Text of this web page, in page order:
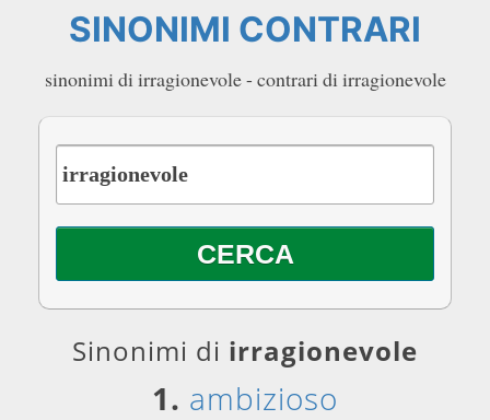
SINONIMI CONTRARI
sinonimi di irragionevole - contrari di irragionevole
Sinonimi di irragionevole
1. ambizioso